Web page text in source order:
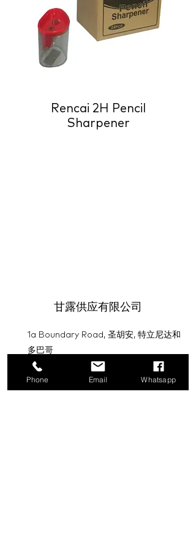
Rencai 2H Pencil
Sharpener
甘露供应有限公司
1a Boundary Road, 圣胡安, 特立尼达和
多巴哥
info@mannasupply.co
Phone Email Whatsapp